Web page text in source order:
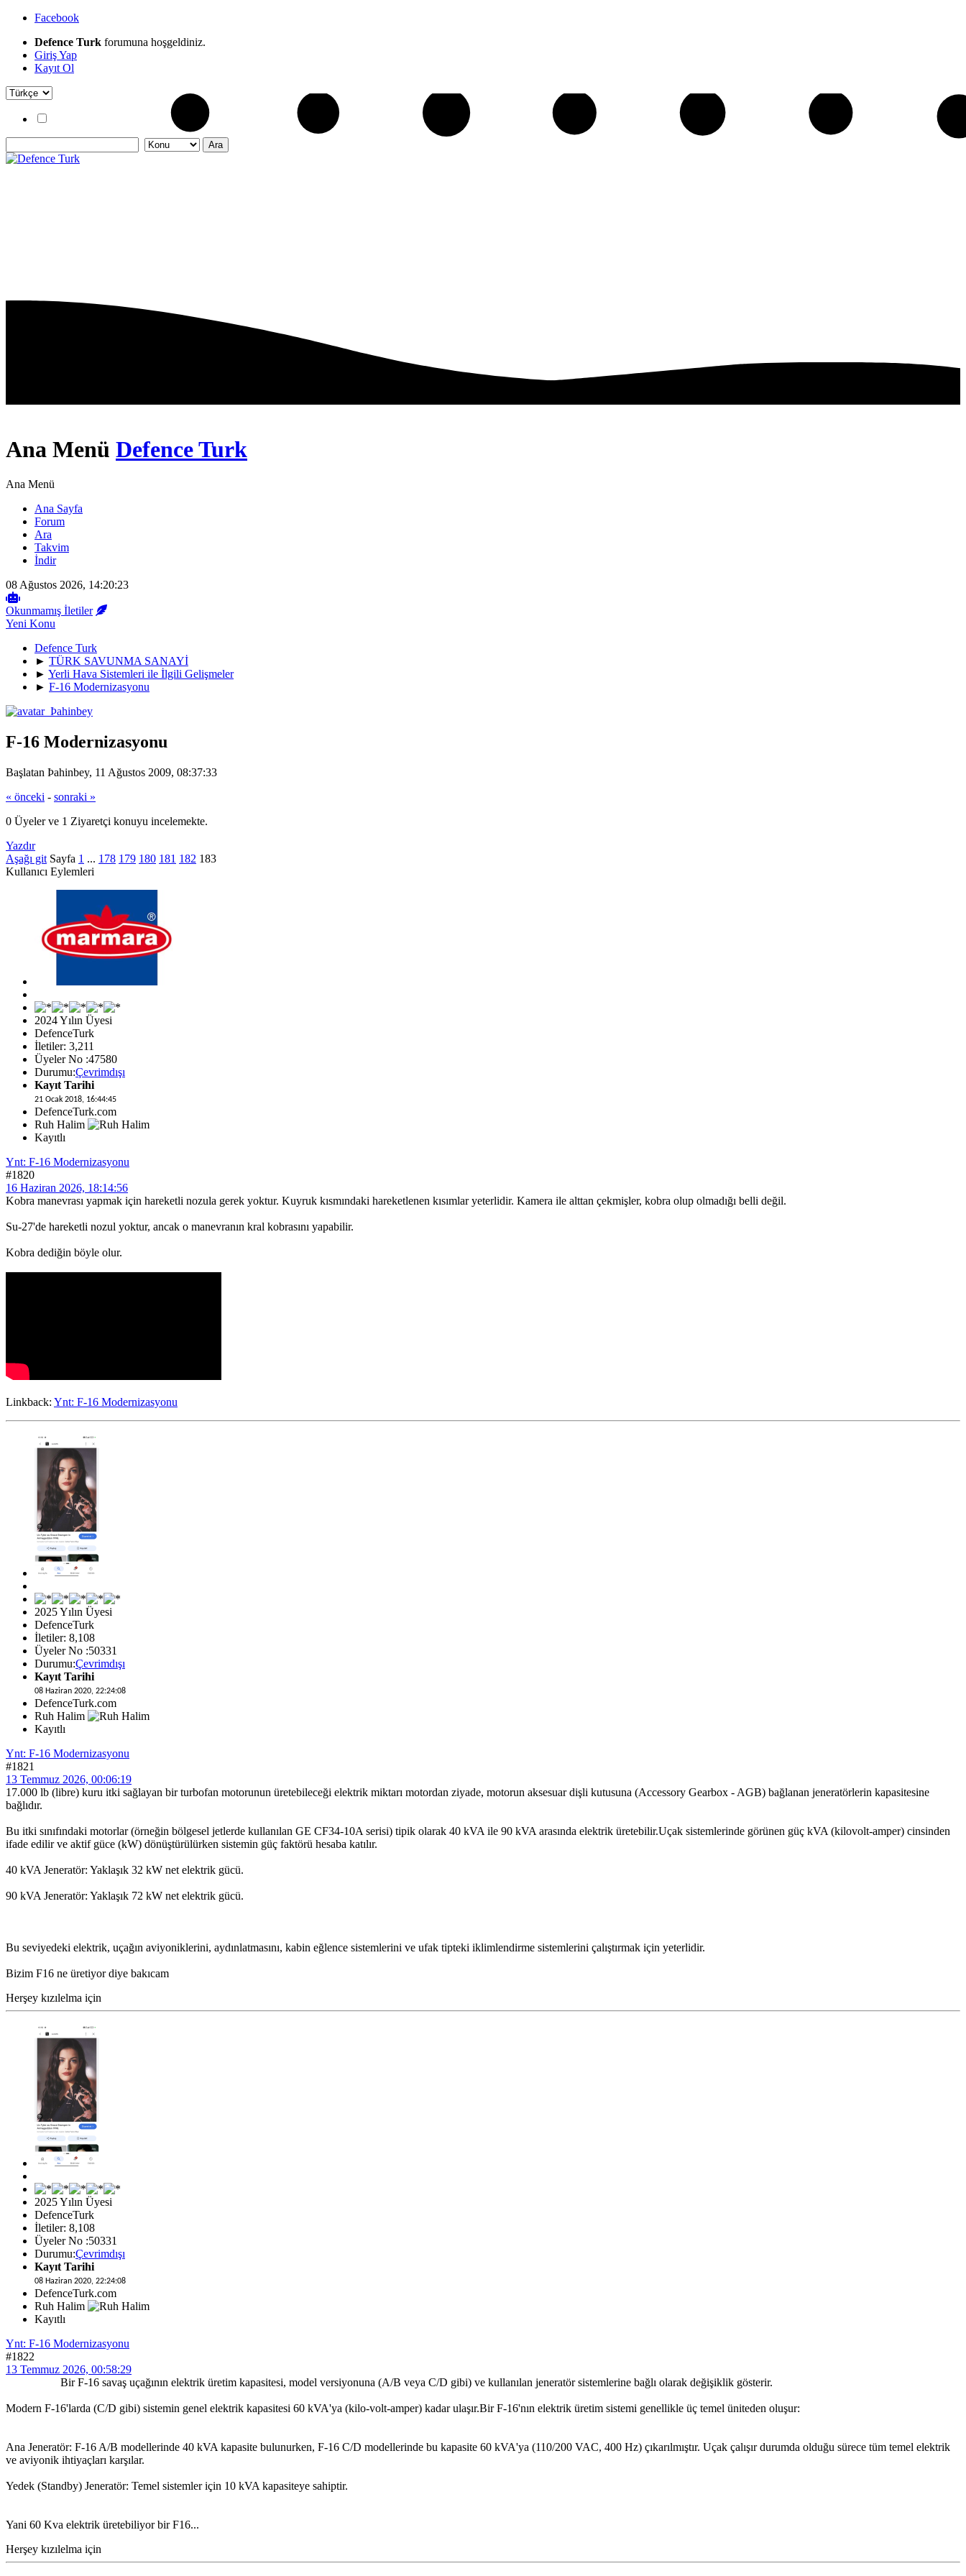
Facebook
Defence Turk forumuna hoşgeldiniz.
Giriş Yap
Kayıt Ol
Ana Menü Defence Turk
Ana Menü
Ana Sayfa
Forum
Ara
Takvim
İndir
08 Ağustos 2026, 14:20:23
Okunmamış İletiler
Yeni Konu
Defence Turk
► TÜRK SAVUNMA SANAYİ
► Yerli Hava Sistemleri ile İlgili Gelişmeler
► F-16 Modernizasyonu
F-16 Modernizasyonu
Başlatan Þahinbey, 11 Ağustos 2009, 08:37:33
« önceki - sonraki »
0 Üyeler ve 1 Ziyaretçi konuyu incelemekte.
Yazdır
Aşağı git Sayfa 1 ... 178 179 180 181 182 183
Kullanıcı Eylemleri
2024 Yılın Üyesi
DefenceTurk
İletiler: 3,211
Üyeler No :47580
Durumu:Çevrimdışı
Kayıt Tarihi
21 Ocak 2018, 16:44:45
DefenceTurk.com
Ruh Halim
Kayıtlı
Ynt: F-16 Modernizasyonu
#1820
16 Haziran 2026, 18:14:56
Kobra manevrası yapmak için hareketli nozula gerek yoktur. Kuyruk kısmındaki hareketlenen kısımlar yeterlidir. Kamera ile alttan çekmişler, kobra olup olmadığı belli değil.
Su-27'de hareketli nozul yoktur, ancak o manevranın kral kobrasını yapabilir.
Kobra dediğin böyle olur.
Linkback: Ynt: F-16 Modernizasyonu
2025 Yılın Üyesi
DefenceTurk
İletiler: 8,108
Üyeler No :50331
Durumu:Çevrimdışı
Kayıt Tarihi
08 Haziran 2020, 22:24:08
DefenceTurk.com
Ruh Halim
Kayıtlı
Ynt: F-16 Modernizasyonu
#1821
13 Temmuz 2026, 00:06:19
17.000 lb (libre) kuru itki sağlayan bir turbofan motorunun üretebileceği elektrik miktarı motordan ziyade, motorun aksesuar dişli kutusuna (Accessory Gearbox - AGB) bağlanan jeneratörlerin kapasitesine
bağlıdır.
Bu itki sınıfındaki motorlar (örneğin bölgesel jetlerde kullanılan GE CF34-10A serisi) tipik olarak 40 kVA ile 90 kVA arasında elektrik üretebilir.Uçak sistemlerinde görünen güç kVA (kilovolt-amper) cinsinden
ifade edilir ve aktif güce (kW) dönüştürülürken sistemin güç faktörü hesaba katılır.
40 kVA Jeneratör: Yaklaşık 32 kW net elektrik gücü.
90 kVA Jeneratör: Yaklaşık 72 kW net elektrik gücü.
Bu seviyedeki elektrik, uçağın aviyoniklerini, aydınlatmasını, kabin eğlence sistemlerini ve ufak tipteki iklimlendirme sistemlerini çalıştırmak için yeterlidir.
Bizim F16 ne üretiyor diye bakıcam
Herşey kızılelma için
2025 Yılın Üyesi
DefenceTurk
İletiler: 8,108
Üyeler No :50331
Durumu:Çevrimdışı
Kayıt Tarihi
08 Haziran 2020, 22:24:08
DefenceTurk.com
Ruh Halim
Kayıtlı
Ynt: F-16 Modernizasyonu
#1822
13 Temmuz 2026, 00:58:29
Bir F-16 savaş uçağının elektrik üretim kapasitesi, model versiyonuna (A/B veya C/D gibi) ve kullanılan jeneratör sistemlerine bağlı olarak değişiklik gösterir.
Modern F-16'larda (C/D gibi) sistemin genel elektrik kapasitesi 60 kVA'ya (kilo-volt-amper) kadar ulaşır.Bir F-16'nın elektrik üretim sistemi genellikle üç temel üniteden oluşur:
Ana Jeneratör: F-16 A/B modellerinde 40 kVA kapasite bulunurken, F-16 C/D modellerinde bu kapasite 60 kVA'ya (110/200 VAC, 400 Hz) çıkarılmıştır. Uçak çalışır durumda olduğu sürece tüm temel elektrik
ve aviyonik ihtiyaçları karşılar.
Yedek (Standby) Jeneratör: Temel sistemler için 10 kVA kapasiteye sahiptir.
Yani 60 Kva elektrik üretebiliyor bir F16...
Herşey kızılelma için